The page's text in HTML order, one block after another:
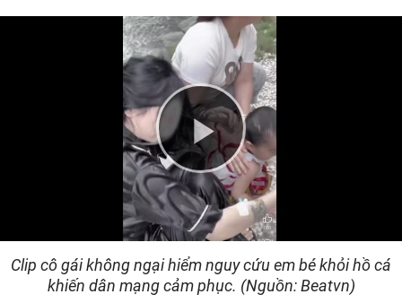
Play
Video
Clip cô gái không ngại hiểm nguy cứu em bé khỏi hồ cá
khiến dân mạng cảm phục. (Nguồn: Beatvn)